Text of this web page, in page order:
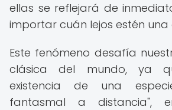
ellas se reflejará de
importar cuán lejos estén
Este fenómeno desafía
clásica del mundo, ya
existencia de una
fantasmal a